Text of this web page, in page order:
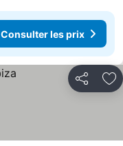
Consulter les prix
Partager